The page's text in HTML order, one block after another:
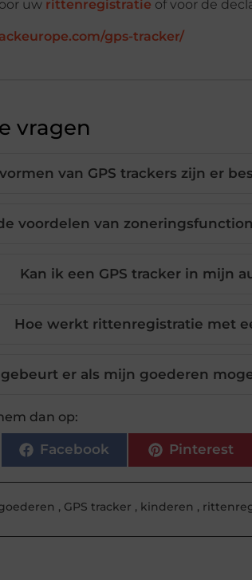
uw rittenregistratie of voor de
gps-tracker/
vragen
van GPS trackers zijn er
voordelen van
Kan ik een GPS tracker in mijn
Hoe werkt rittenregistratie met
er als mijn goederen
dan op:
Facebook Pinterest
, GPS tracker , kinderen ,